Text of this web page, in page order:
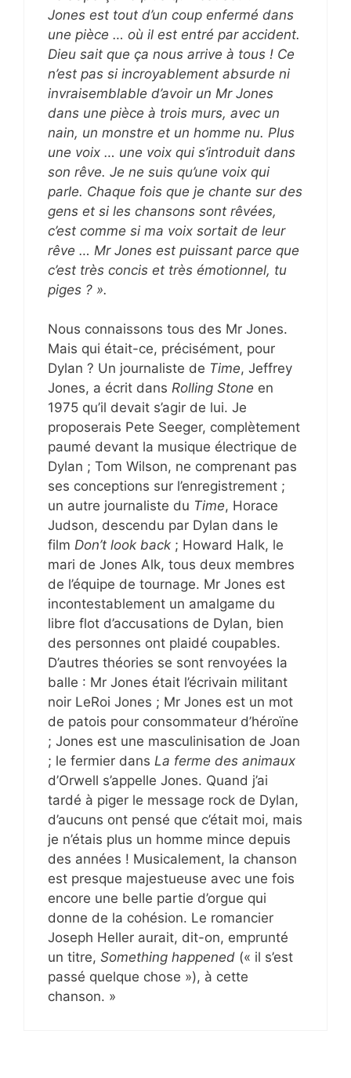
Jones est tout d’un coup enfermé dans
une pièce … où il est entré par accident.
Dieu sait que ça nous arrive à tous ! Ce
n’est pas si incroyablement absurde ni
invraisemblable d’avoir un Mr Jones
dans une pièce à trois murs, avec un
nain, un monstre et un homme nu. Plus
une voix … une voix qui s’introduit dans
son rêve. Je ne suis qu’une voix qui
parle. Chaque fois que je chante sur des
gens et si les chansons sont rêvées,
c’est comme si ma voix sortait de leur
rêve … Mr Jones est puissant parce que
c’est très concis et très émotionnel, tu
piges ? ».
Nous connaissons tous des Mr Jones.
Mais qui était-ce, précisément, pour
Dylan ? Un journaliste de Time, Jeffrey
Jones, a écrit dans Rolling Stone en
1975 qu’il devait s’agir de lui. Je
proposerais Pete Seeger, complètement
paumé devant la musique électrique de
Dylan ; Tom Wilson, ne comprenant pas
ses conceptions sur l’enregistrement ;
un autre journaliste du Time, Horace
Judson, descendu par Dylan dans le
film Don’t look back ; Howard Halk, le
mari de Jones Alk, tous deux membres
de l’équipe de tournage. Mr Jones est
incontestablement un amalgame du
libre flot d’accusations de Dylan, bien
des personnes ont plaidé coupables.
D’autres théories se sont renvoyées la
balle : Mr Jones était l’écrivain militant
noir LeRoi Jones ; Mr Jones est un mot
de patois pour consommateur d’héroïne
; Jones est une masculinisation de Joan
; le fermier dans La ferme des animaux
d’Orwell s’appelle Jones. Quand j’ai
tardé à piger le message rock de Dylan,
d’aucuns ont pensé que c’était moi, mais
je n’étais plus un homme mince depuis
des années ! Musicalement, la chanson
est presque majestueuse avec une fois
encore une belle partie d’orgue qui
donne de la cohésion. Le romancier
Joseph Heller aurait, dit-on, emprunté
un titre, Something happened (« il s’est
passé quelque chose »), à cette
chanson. »